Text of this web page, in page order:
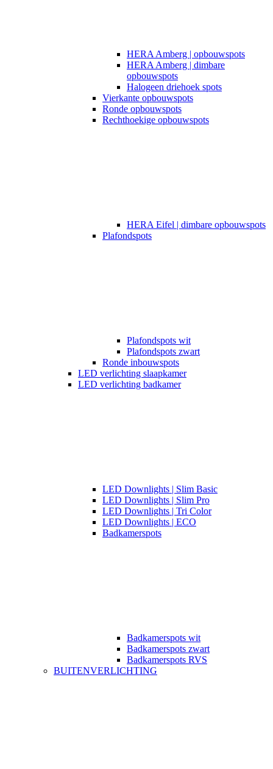
HERA Amberg | opbouwspots
HERA Amberg | dimbare
opbouwspots
Halogeen driehoek spots
Vierkante opbouwspots
Ronde opbouwspots
Rechthoekige opbouwspots
HERA Eifel | dimbare opbouwspots
Plafondspots
Plafondspots wit
Plafondspots zwart
Ronde inbouwspots
LED verlichting slaapkamer
LED verlichting badkamer
LED Downlights | Slim Basic
LED Downlights | Slim Pro
LED Downlights | Tri Color
LED Downlights | ECO
Badkamerspots
Badkamerspots wit
Badkamerspots zwart
Badkamerspots RVS
BUITENVERLICHTING